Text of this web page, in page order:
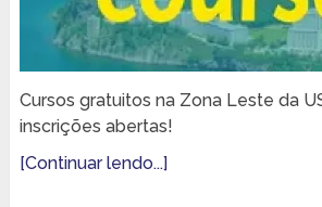
Cursos gratuitos na Zona Leste da
inscrições abertas!
[Continuar lendo...]